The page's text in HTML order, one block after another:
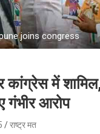
joins congress
कांग्रेस में
गंभीर आरोप
राष्ट्र मत